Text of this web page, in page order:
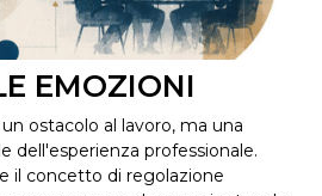
EMOZIONI
ostacolo al lavoro, ma una
dell'esperienza professionale.
il concetto di regolazione